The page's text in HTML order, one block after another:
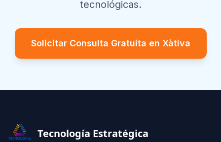
tecnológicas.
Solicitar Consulta Gratuita en Xàtiva
Tecnología Estratégica